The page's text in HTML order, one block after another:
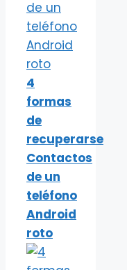
4
formas
de
recuperarse
Contactos
de un
teléfono
Android
roto